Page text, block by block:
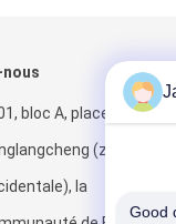
nous
bloc A, place de
(zone
la
Good